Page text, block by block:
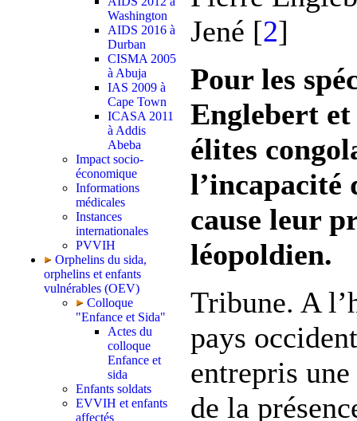
Washington
AIDS 2016 à
Durban
CISMA 2005
à Abuja
IAS 2009 à
Cape Town
ICASA 2011
à Addis
Abeba
Impact socio-
économique
Informations
médicales
Instances
internationales
PVVIH
Orphelins du sida,
orphelins et enfants
vulnérables (OEV)
Colloque
"Enfance et Sida"
Actes du
colloque
Enfance et
sida
Enfants soldats
EVVIH et enfants
affectés
Jené [2]
Pour les
Englebert et
élites
l’incapacité
cause leur
léopoldien.
Tribune. A
pays
entrepris
de la